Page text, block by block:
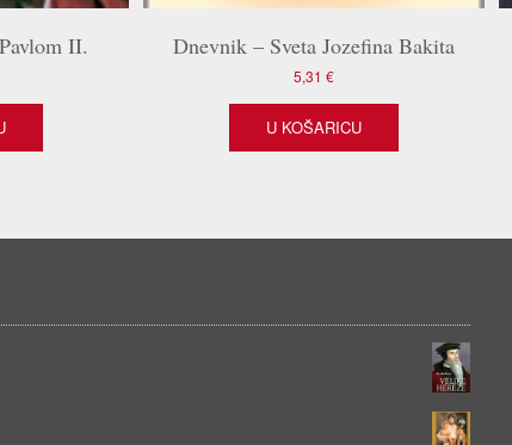
II. Dnevnik – Sveta Jozefina Bakita
5,31 €
U KOŠARICU